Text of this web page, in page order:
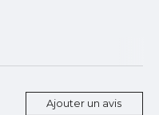
Ajouter un avis